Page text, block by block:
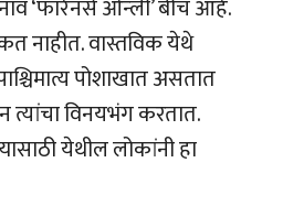
‘फॉरेनर्स ओन्ली’ बीच आहे.
नाहीत. वास्तविक येथे
पोशाखात असतात
विनयभंग करतात.
येथील लोकांनी हा